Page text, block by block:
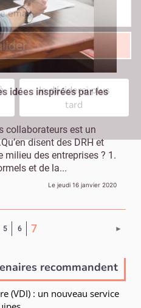
idées inspirées par les
collaborateurs est un
disent des DRH et
milieu des entreprises ? 1.
et de la...
Le jeudi 16 janvier 2020
5 6 7(Page courante) ►
recommandent
(VDI) : un nouveau service
Je déciderai plus
tard